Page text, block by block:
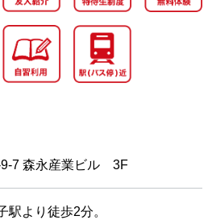
9-7 森永産業ビル 3F
駅より徒歩2分。